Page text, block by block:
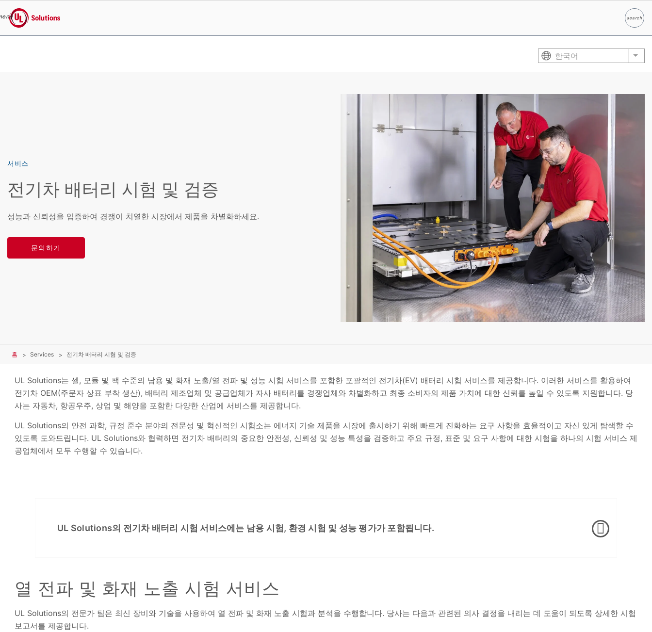
UL Solutions
search
찾다
한국어 List
서비스
전기차 배터리 시험 및 검증
성능과 신뢰성을 입증하여 경쟁이 치열한 시장에서 제품을 차별화하세요.
문의하기
홈 Services 전기차 배터리 시험 및 검증
UL Solutions는 셀, 모듈 및 팩 수준의 남용 및 화재 노출/열 전파 및 성능 시험 서비스를 포함한 포괄적인 전기차(EV) 배터리 시험 서비스를 제공합니다. 이러한 서비스를 활용하여
전기차 OEM(주문자 상표 부착 생산), 배터리 제조업체 및 공급업체가 자사 배터리를 경쟁업체와 차별화하고 최종 소비자의 제품 가치에 대한 신뢰를 높일 수 있도록 지원합니다. 당
사는 자동차, 항공우주, 상업 및 해양을 포함한 다양한 산업에 서비스를 제공합니다.
UL Solutions의 안전 과학, 규정 준수 분야의 전문성 및 혁신적인 시험소는 에너지 기술 제품을 시장에 출시하기 위해 빠르게 진화하는 요구 사항을 효율적이고 자신 있게 탐색할 수
있도록 도와드립니다. UL Solutions와 협력하면 전기차 배터리의 중요한 안전성, 신뢰성 및 성능 특성을 검증하고 주요 규정, 표준 및 요구 사항에 대한 시험을 하나의 시험 서비스 제
공업체에서 모두 수행할 수 있습니다.
UL Solutions의 전기차 배터리 시험 서비스에는 남용 시험, 환경 시험 및 성능 평가가 포함됩니다.
열 전파 및 화재 노출 시험 서비스
UL Solutions의 전문가 팀은 최신 장비와 기술을 사용하여 열 전파 및 화재 노출 시험과 분석을 수행합니다. 당사는 다음과 관련된 의사 결정을 내리는 데 도움이 되도록 상세한 시험
보고서를 제공합니다.